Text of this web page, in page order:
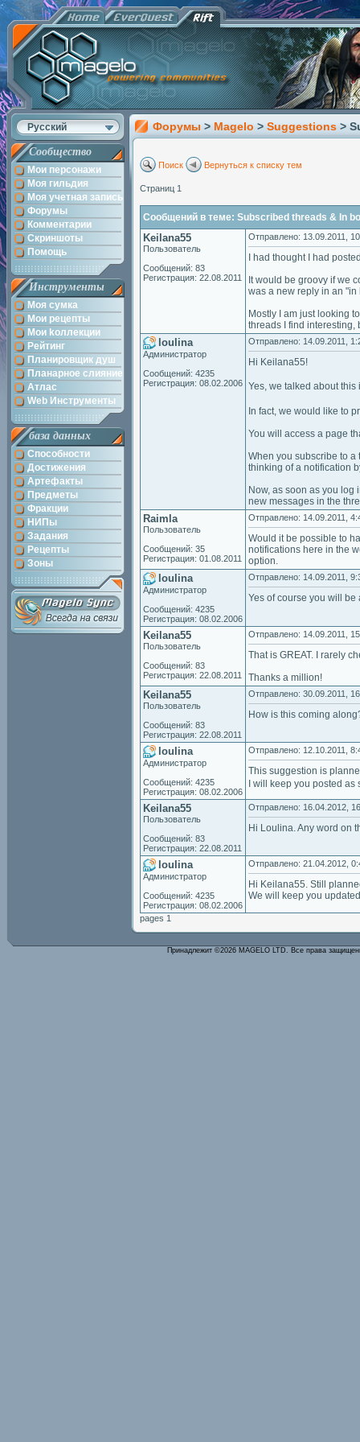
Русский
Сообщество
Мои персонажи
Моя гильдия
Моя учетная запись
Форумы
Комментарии
Скриншоты
Помощь
Инструменты
Моя сумка
Мои рецепты
Мои kоллекции
Рейтинг
Планировщик душ
Планарное слияние
Атлас
Web Инструменты
база данных
Способности
Достижения
Артефакты
Предметы
Фракции
НИПы
Задания
Рецепты
Зоны
Форумы > Magelo > Suggestions >
Поиск Вернуться к списку тем
Страниц 1
Сообщений в теме: Subscribed threads & In
Keilana55
Пользователь
Сообщений: 83
Регистрация: 22.08.2011
Отправлено: 13.09.2011,
I had thought I had
It would be groovy if we
was a new reply in an "in
Mostly I am just looking
threads I find interesting,
loulina
Администратор
Сообщений: 4235
Регистрация: 08.02.2006
Отправлено: 14.09.2011,
Hi Keilana55!
Yes, we talked about
In fact, we would like to
You will access a page
When you subscribe to
thinking of a notification
Now, as soon as you
new messages in the
Raimla
Пользователь
Сообщений: 35
Регистрация: 01.08.2011
Отправлено: 14.09.2011,
Would it be possible to
notifications here in the
option.
loulina
Администратор
Сообщений: 4235
Регистрация: 08.02.2006
Отправлено: 14.09.2011,
Yes of course you will
Keilana55
Пользователь
Сообщений: 83
Регистрация: 22.08.2011
Отправлено: 14.09.2011,
That is GREAT. I rarely
Thanks a million!
Keilana55
Пользователь
Сообщений: 83
Регистрация: 22.08.2011
Отправлено: 30.09.2011,
How is this coming
loulina
Администратор
Сообщений: 4235
Регистрация: 08.02.2006
Отправлено: 12.10.2011,
This suggestion is
I will keep you posted as
Keilana55
Пользователь
Сообщений: 83
Регистрация: 22.08.2011
Отправлено: 16.04.2012,
Hi Loulina. Any word on
loulina
Администратор
Сообщений: 4235
Регистрация: 08.02.2006
Отправлено: 21.04.2012,
Hi Keilana55. Still
We will keep you
pages 1
Принадлежит ©2026 MAGELO LTD. Все права